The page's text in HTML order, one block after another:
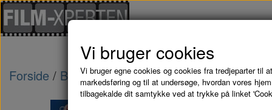
Forside Brugte Film MIN SØSTERS BØRN
Vi bruger cookies
Vi bruger egne cookies og cookies fra tredjeparter til
markedsføring og til at undersøge, hvordan vores
tilbagekalde dit samtykke ved at trykke på linket